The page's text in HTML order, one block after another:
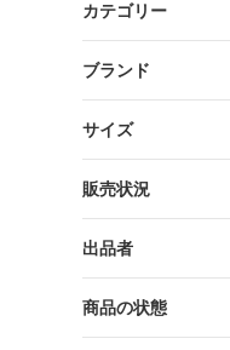
カテゴリー
ブランド
サイズ
販売状況
出品者
商品の状態